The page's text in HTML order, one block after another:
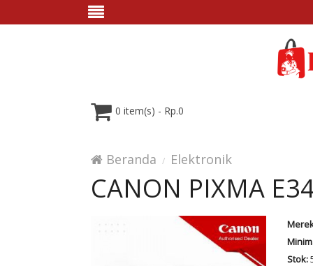
0 item(s) - Rp.0
Beranda Elektronik
CANON PIXMA
Stok: